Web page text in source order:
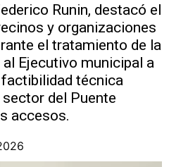
Runin, destacó el
y organizaciones
el tratamiento de la
Ejecutivo municipal a
técnica
del Puente
accesos.